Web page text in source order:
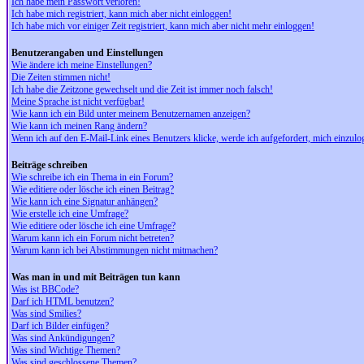
Ich habe mich registriert, kann mich aber nicht einloggen!
Ich habe mich vor einiger Zeit registriert, kann mich aber nicht mehr einloggen!
Benutzerangaben und Einstellungen
Wie ändere ich meine Einstellungen?
Die Zeiten stimmen nicht!
Ich habe die Zeitzone gewechselt und die Zeit ist immer noch falsch!
Meine Sprache ist nicht verfügbar!
Wie kann ich ein Bild unter meinem Benutzernamen anzeigen?
Wie kann ich meinen Rang ändern?
Wenn ich auf den E-Mail-Link eines Benutzers klicke, werde ich aufgefordert, mich
Beiträge schreiben
Wie schreibe ich ein Thema in ein Forum?
Wie editiere oder lösche ich einen Beitrag?
Wie kann ich eine Signatur anhängen?
Wie erstelle ich eine Umfrage?
Wie editiere oder lösche ich eine Umfrage?
Warum kann ich ein Forum nicht betreten?
Warum kann ich bei Abstimmungen nicht mitmachen?
Was man in und mit Beiträgen tun kann
Was ist BBCode?
Darf ich HTML benutzen?
Was sind Smilies?
Darf ich Bilder einfügen?
Was sind Ankündigungen?
Was sind Wichtige Themen?